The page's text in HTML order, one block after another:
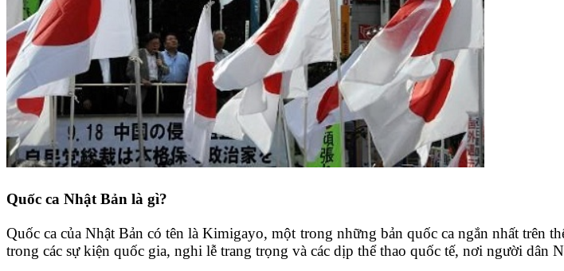
Quốc ca Nhật Bản là gì?
Quốc ca của Nhật Bản có tên là Kimigayo, một trong những bản quốc ca ngắn nhất
trong các sự kiện quốc gia, nghi lễ trang trọng và các dịp thể thao quốc tế, nơi người dân